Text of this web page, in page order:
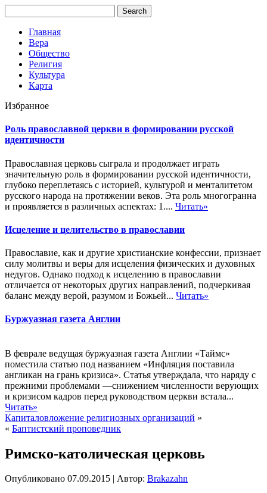
Главная
Вера
Общество
Религия
Культура
Карта
Избранное
Роль православной церкви в формировании русской
идентичности
Православная церковь сыграла и продолжает играть
значительную роль в формировании русской идентичности,
глубоко переплетаясь с историей, культурой и менталитетом
русского народа на протяжении веков. Эта роль многогранна
и проявляется в различных аспектах: 1.... Читать»
Исцеление и целительство в православии
Православие, как и другие христианские конфессии, признает
силу молитвы и веры для исцеления физических и духовных
недугов. Однако подход к исцелению в православии
отличается от некоторых других направлений, подчеркивая
баланс между верой, разумом и Божьей... Читать»
Буржуазная газета Англии
В феврале ведущая буржуазная газета Англии «Таймс»
поместила статью под названием «Инфляция поставила
англикан на грань кризиса». Статья утверждала, что наряду с
прежними проблемами —снижением численности верующих
и кризисом кадров перед руководством церкви встала...
Читать»
Капиталовложение религиозных организаций »
« Баптистский проповедник
Римско-католическая церковь
Опубликовано 07.09.2015 | Автор: Brakazahn